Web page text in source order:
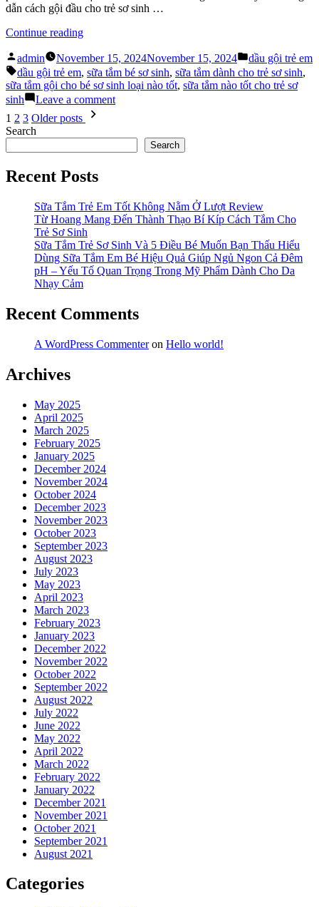
Bé
Sợ
dẫn cách gội đầu cho trẻ sơ sinh …
Continue reading“Mẹ
Biết
Cách
Gội
Đầu
Với
Dầu
Chưa?”
Posted
by
admin November 15, 2024November 15, 2024
Posted
in
dầu gội trẻ em
Tags:
dầu gội trẻ em, sữa tắm bé sơ sinh, sữa tắm dành cho trẻ sơ sinh,
sữa tắm gội cho bé sơ sinh loại nào tốt, sữa tắm nào tốt cho trẻ sơ
sinh
Leave a commenton
Biết
Dầu
Gội
Trẻ
Em
Chưa?
Posts
pagination
1 2 3 Older posts
Search
Search
Recent Posts
Sữa Tắm Trẻ Em Tốt Không Nằm Ở Lượt Review
Từ Hoang Mang Đến Thành Thạo Bí Kíp Cách Tắm Cho
Trẻ Sơ Sinh
Sữa Tắm Trẻ Sơ Sinh Và 5 Điều Bé Muốn Bạn Thấu Hiểu
Dùng Sữa Tắm Em Bé Hiệu Quả Giúp Ngủ Ngon Cả Đêm
pH – Yếu Tố Quan Trọng Trong Mỹ Phẩm Dành Cho Da
Nhạy Cảm
Recent Comments
A WordPress Commenteron Hello world!
Archives
May 2025
April 2025
March 2025
February 2025
January 2025
December 2024
November 2024
October 2024
December 2023
November 2023
October 2023
September 2023
August 2023
July 2023
May 2023
April 2023
March 2023
February 2023
January 2023
December 2022
November 2022
October 2022
September 2022
August 2022
July 2022
June 2022
May 2022
April 2022
March 2022
February 2022
January 2022
December 2021
November 2021
October 2021
September 2021
August 2021
Categories